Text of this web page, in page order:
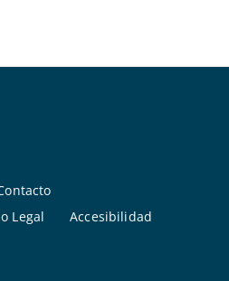
Legal Accesibilidad